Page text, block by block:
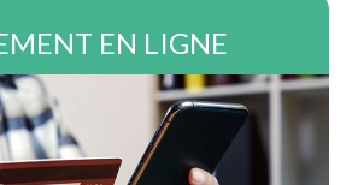
EN LIGNE